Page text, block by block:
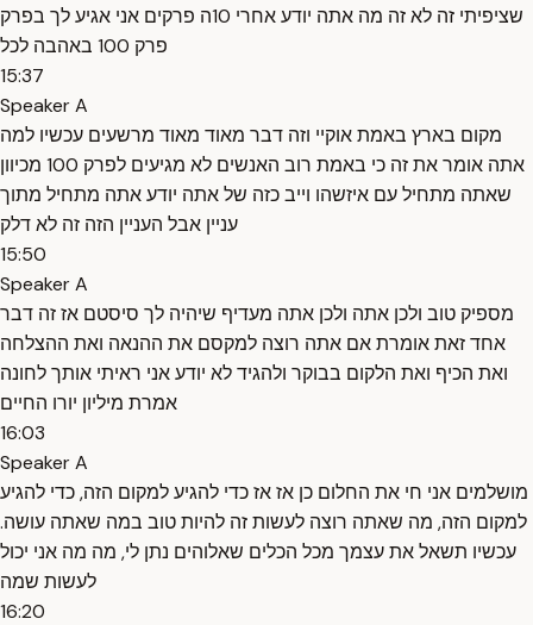
שציפיתי זה לא זה מה אתה יודע אחרי 10ה פרקים אני אגיע לך בפרק
פרק 100 באהבה לכל
15:37
Speaker A
מקום בארץ באמת אוקיי וזה דבר מאוד מאוד מרשעים עכשיו למה
אתה אומר את זה כי באמת רוב האנשים לא מגיעים לפרק 100 מכיוון
שאתה מתחיל עם איזשהו וייב כזה של אתה יודע אתה מתחיל מתוך
עניין אבל העניין הזה זה לא דלק
15:50
Speaker A
מספיק טוב ולכן אתה ולכן אתה מעדיף שיהיה לך סיסטם אז זה דבר
אחד זאת אומרת אם אתה רוצה למקסם את ההנאה ואת ההצלחה
ואת הכיף ואת הלקום בבוקר ולהגיד לא יודע אני ראיתי אותך לחונה
אמרת מיליון יורו החיים
16:03
Speaker A
מושלמים אני חי את החלום כן אז אז כדי להגיע למקום הזה, כדי להגיע
למקום הזה, מה שאתה רוצה לעשות זה להיות טוב במה שאתה עושה.
עכשיו תשאל את עצמך מכל הכלים שאלוהים נתן לי, מה מה אני יכול
לעשות שמה
16:20